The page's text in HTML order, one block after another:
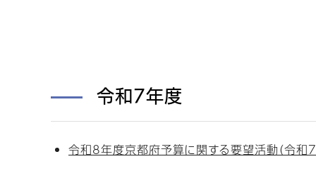
令和7年度
令和8年度京都府予算に関する要望活動（令和